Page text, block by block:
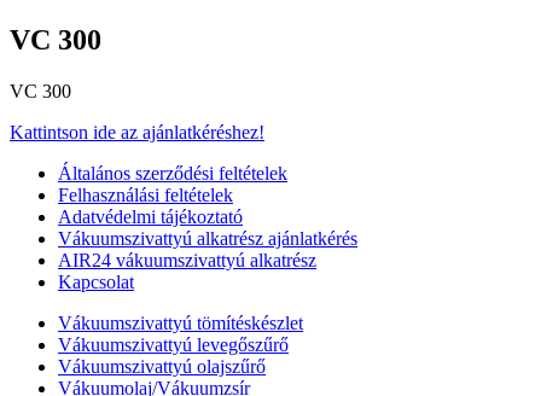
VC 300
VC 300
Kattintson ide az ajánlatkéréshez!
Általános szerződési feltételek
Felhasználási feltételek
Adatvédelmi tájékoztató
Vákuumszivattyú alkatrész ajánlatkérés
AIR24 vákuumszivattyú alkatrész
Kapcsolat
Vákuumszivattyú tömítéskészlet
Vákuumszivattyú levegőszűrő
Vákuumszivattyú olajszűrő
Vákuumolaj/Vákuumzsír